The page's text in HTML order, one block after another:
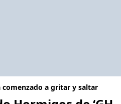
comenzado a gritar y saltar